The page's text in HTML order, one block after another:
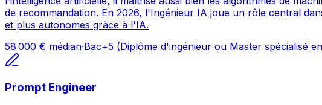
de recommandation. En 2026, l'Ingénieur IA joue un rôle central
et plus autonomes grâce à l'IA.
58 000 € médian·Bac+5 (Diplôme d'ingénieur ou Master spécialisé
Prompt Engineer